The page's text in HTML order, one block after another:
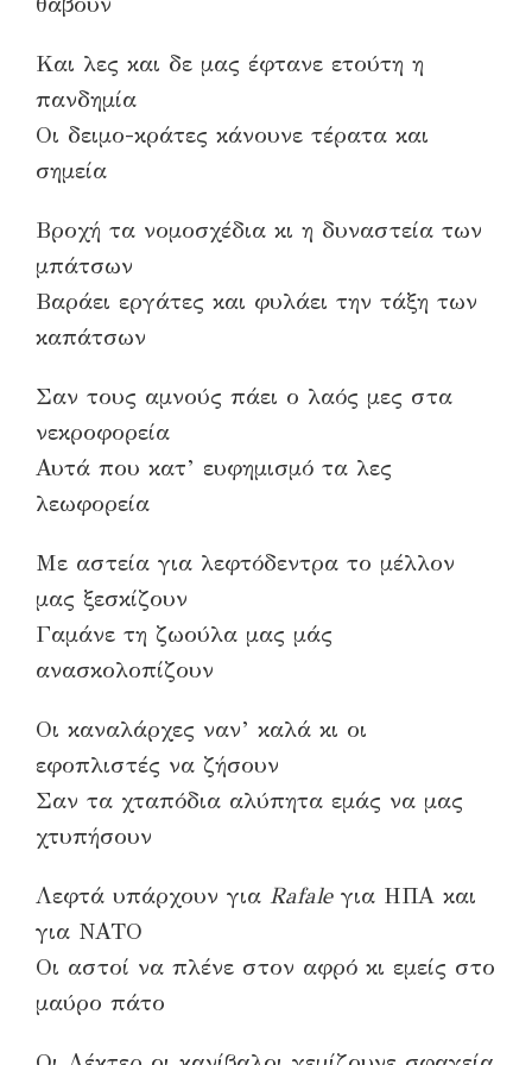
Και λες και δε μας έφτανε ετούτη η
πανδημία
Οι δειμο-κράτες κάνουνε τέρατα και
σημεία
Βροχή τα νομοσχέδια κι η δυναστεία των
μπάτσων
Βαράει εργάτες και φυλάει την τάξη των
καπάτσων
Σαν τους αμνούς πάει ο λαός μες στα
νεκροφορεία
Αυτά που κατ’ ευφημισμό τα λες
λεωφορεία
Με αστεία για λεφτόδεντρα το μέλλον
μας ξεσκίζουν
Γαμάνε τη ζωούλα μας μάς
ανασκολοπίζουν
Οι καναλάρχες ναν’ καλά κι οι
εφοπλιστές να ζήσουν
Σαν τα χταπόδια αλύπητα εμάς να μας
χτυπήσουν
Λεφτά υπάρχουν για Rafaleγια ΗΠΑ και
για ΝΑΤΟ
Οι αστοί να πλένε στον αφρό κι εμείς στο
μαύρο πάτο